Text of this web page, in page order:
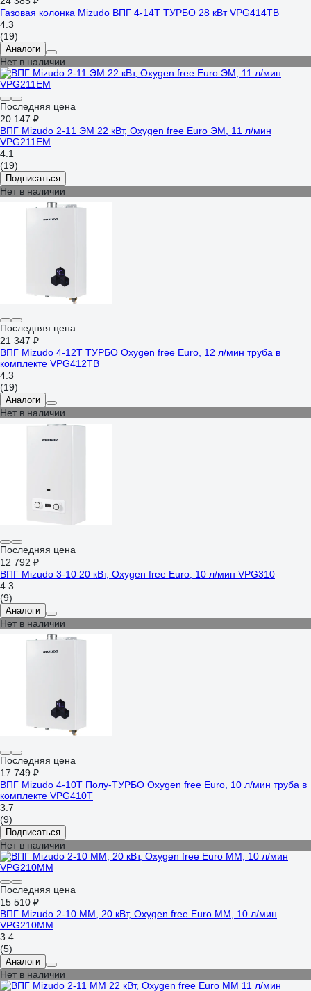
Газовая колонка Mizudo ВПГ 4-14Т ТУРБО 28 кВт VPG414TB
4.3
(19)
Аналоги
Нет в наличии
Последняя цена
20 147 ₽
ВПГ Mizudo 2-11 ЭМ 22 кВт, Oxygen free Euro ЭМ, 11 л/мин
VPG211EM
4.1
(19)
Подписаться
Нет в наличии
Последняя цена
21 347 ₽
ВПГ Mizudo 4-12Т ТУРБО Oxygen free Euro, 12 л/мин труба в
комплекте VPG412TB
4.3
(19)
Аналоги
Нет в наличии
Последняя цена
12 792 ₽
ВПГ Mizudo 3-10 20 кВт, Oxygen free Euro, 10 л/мин VPG310
4.3
(9)
Аналоги
Нет в наличии
Последняя цена
17 749 ₽
ВПГ Mizudo 4-10Т Полу-ТУРБО Oxygen free Euro, 10 л/мин труба в
комплекте VPG410T
3.7
(9)
Подписаться
Нет в наличии
Последняя цена
15 510 ₽
ВПГ Mizudo 2-10 ММ, 20 кВт, Oxygen free Euro ММ, 10 л/мин
VPG210MM
3.4
(5)
Аналоги
Нет в наличии